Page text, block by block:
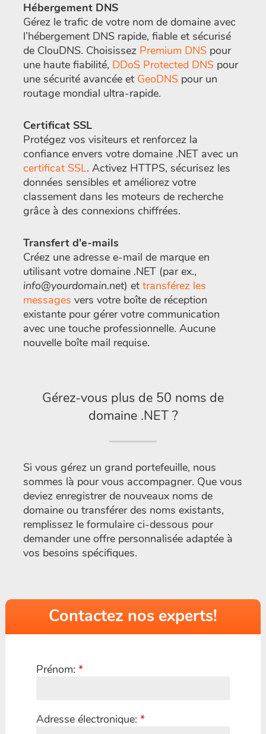
Hébergement DNS
Gérez le trafic de votre nom de domaine avec
l’hébergement DNS rapide, fiable et sécurisé
de ClouDNS. Choisissez Premium DNS pour
une haute fiabilité, DDoS Protected DNS pour
une sécurité avancée et GeoDNS pour un
routage mondial ultra-rapide.
Certificat SSL
Protégez vos visiteurs et renforcez la
confiance envers votre domaine .NET avec un
certificat SSL. Activez HTTPS, sécurisez les
données sensibles et améliorez votre
classement dans les moteurs de recherche
grâce à des connexions chiffrées.
Transfert d'e-mails
Créez une adresse e-mail de marque en
utilisant votre domaine .NET (par ex.,
info@yourdomain.net) et transférez les
messages vers votre boîte de réception
existante pour gérer votre communication
avec une touche professionnelle. Aucune
nouvelle boîte mail requise.
Gérez-vous plus de 50 noms de
domaine .NET ?
Si vous gérez un grand portefeuille, nous
sommes là pour vous accompagner. Que vous
deviez enregistrer de nouveaux noms de
domaine ou transférer des noms existants,
remplissez le formulaire ci-dessous pour
demander une offre personnalisée adaptée à
vos besoins spécifiques.
Contactez nos experts!
Prénom: *
Adresse électronique: *